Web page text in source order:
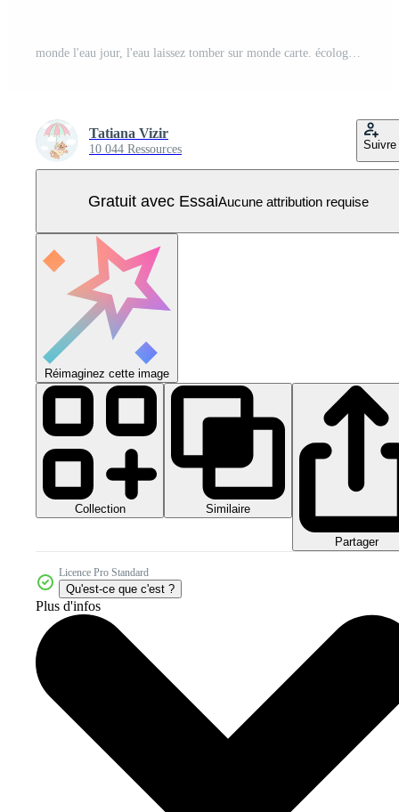
monde l'eau jour, l'eau laissez tomber sur monde carte. écologique concept. bannière. affiche, carte postale, 3d, vecteur Vecteur Pro
Tatiana Vizir
10 044 Ressources Suivre
Gratuit avec EssaiAucune attribution requise
Réimaginez cette image
Collection Similaire
Partager
Licence Pro Standard
Qu'est-ce que c'est ?
Plus d'infos